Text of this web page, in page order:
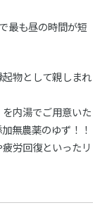
最も昼の時間が短
物として親しまれ
内湯でご用意いた
無農薬のゆず！！
労回復といったリ